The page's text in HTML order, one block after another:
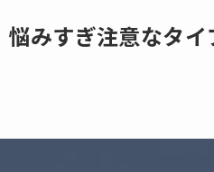
みすぎ注意なタイ